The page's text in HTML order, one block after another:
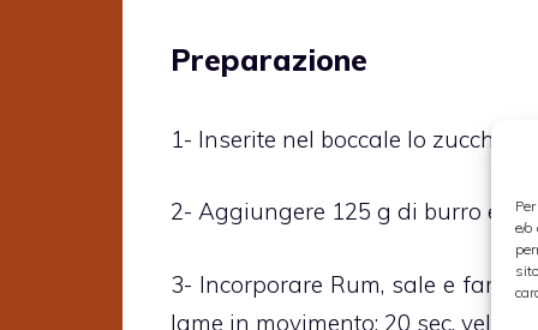
e/
Preparazione
1- Inserite nel boccale lo zucchero
2- Aggiungere 125 g di burro e il
3- Incorporare Rum, sale e farina
lame in movimento: 20 sec. vel. 4